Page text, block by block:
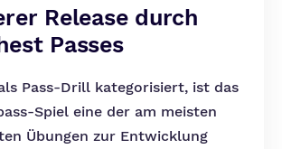
Release durch
Passes
Pass-Drill kategorisiert, ist das
Spiel eine der am meisten
Übungen zur Entwicklung